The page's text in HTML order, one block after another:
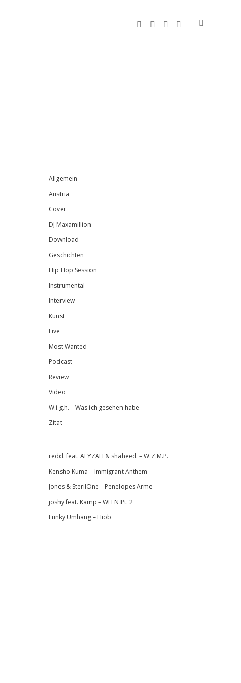
facebookinstagrambandcamp
spotify
Sidebar
Allgemein
Austria
Cover
DJ Maxamillion
Download
Geschichten
Hip Hop Session
Instrumental
Interview
Kunst
Live
Most Wanted
Podcast
Review
Video
W.i.g.h. – Was ich gesehen habe
Zitat
redd. feat. ALYZAH & shaheed. – W.Z.M.P.
Kensho Kuma – Immigrant Anthem
Jones & SterilOne – Penelopes Arme
jōshy feat. Kamp – WEEN Pt. 2
Funky Umhang – Hiob